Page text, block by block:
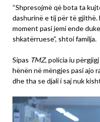
“Shpresojmë që bota ta
dashurinë e tij për të
moment pasi jemi ende
shkatërruese”, shtoi familja.
Sipas TMZ, policia iu
hënën në mëngjes pasi ajo
dhe tha se djali i saj nuk